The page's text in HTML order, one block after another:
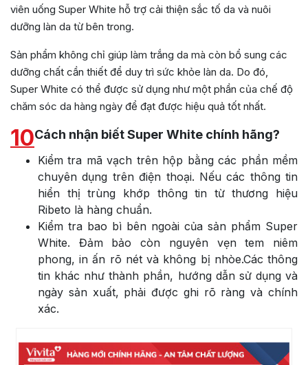
viên uống Super White hỗ trợ cải thiện sắc tố da và nuôi
dưỡng làn da từ bên trong.
Sản phẩm không chỉ giúp làm trắng da mà còn bổ sung các
dưỡng chất cần thiết để duy trì sức khỏe làn da. Do đó,
Super White có thể được sử dụng như một phần của chế độ
chăm sóc da hàng ngày để đạt được hiệu quả tốt nhất.
10Cách nhận biết Super White chính hãng?
Kiểm tra mã vạch trên hộp bằng các phần mềm
chuyên dụng trên điện thoại. Nếu các thông tin
hiển thị trùng khớp thông tin từ thương hiệu
Ribeto là hàng chuẩn.
Kiểm tra bao bì bên ngoài của sản phẩm Super
White. Đảm bảo còn nguyên vẹn tem niêm
phong, in ấn rõ nét và không bị nhòe.Các thông
tin khác như thành phần, hướng dẫn sử dụng và
ngày sản xuất, phải được ghi rõ ràng và chính
xác.